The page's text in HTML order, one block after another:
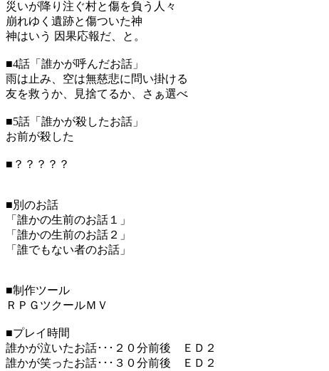
災いが降り注ぐ村と傷を負う人々
崩れゆく遺跡と傷ついた神
神はいう 因果応報だ、と。
■4話「誰かが呼んだお話」
雨は止み、空は無慈悲に問い掛ける
友を救うか、見捨てるか、さぁ選べ
■5話「誰かが殺したお話」
お前が殺した
■？？？？？
■別のお話
「誰かの生前のお話１」
「誰かの生前のお話２」
「誰でもない者のお話」
■制作ツール
ＲＰＧツクールＭＶ
■プレイ時間
誰かが泣いたお話･･･２０分前後 ＥＤ２
誰かが笑ったお話･･･３０分前後 ＥＤ２